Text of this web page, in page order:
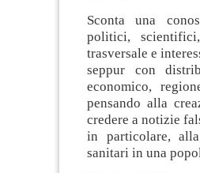
Sconta una
politici,
trasversale e
seppur con
economico,
pensando alla
credere a notizie
in particolare,
sanitari in una